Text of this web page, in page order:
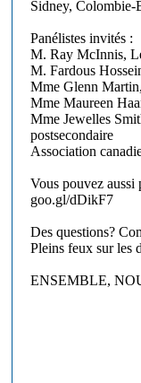
Sidney, Colombie-
Panélistes invités :
M. Ray McInnis,
M. Fardous
Mme Glenn
Mme Maureen
Mme Jewelles
postsecondaire
Association
Vous pouvez aussi
goo.gl/dDikF7
Des questions?
Pleins feux sur les
ENSEMBLE,